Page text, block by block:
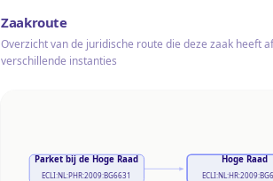
Zaakroute
Overzicht van de juridische route die deze zaak heeft
verschillende instanties
Parket bij de Hoge Raad
ECLI:NL:PHR:2009:BG6631
Hoge Raad